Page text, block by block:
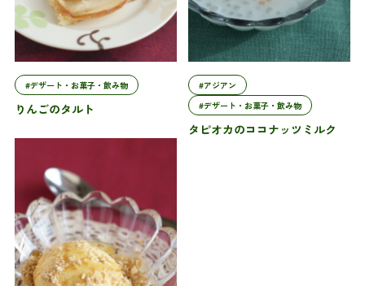
#デザート・お菓子・飲み物
りんごのタルト
#アジアン
#デザート・お菓子・飲み物
タピオカのココナッツミルク